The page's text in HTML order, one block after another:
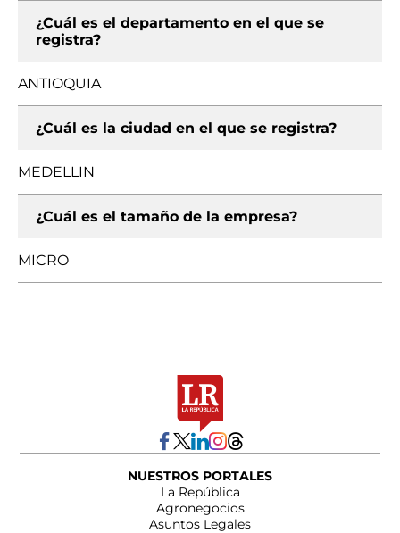
¿Cuál es el departamento en el que se
registra?
ANTIOQUIA
¿Cuál es la ciudad en el que se registra?
MEDELLIN
¿Cuál es el tamaño de la empresa?
MICRO
NUESTROS PORTALES
La República
Agronegocios
Asuntos Legales